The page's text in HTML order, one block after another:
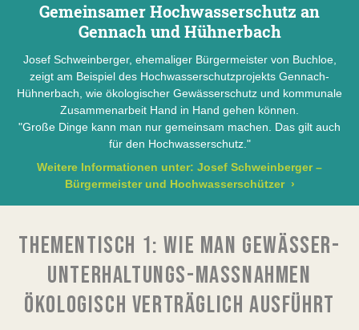
Gemeinsamer Hochwasserschutz an
Gennach und Hühnerbach
Josef Schweinberger, ehemaliger Bürgermeister von Buchloe,
zeigt am Beispiel des Hochwasserschutzprojekts Gennach-
Hühnerbach, wie ökologischer Gewässerschutz und kommunale
Zusammenarbeit Hand in Hand gehen können.
"Große Dinge kann man nur gemeinsam machen. Das gilt auch
für den Hochwasserschutz."
Weitere Informationen unter: Josef Schweinberger –
Bürgermeister und Hochwasserschützer ›
THEMENTISCH 1: WIE MAN GEWÄSSER-
UNTERHALTUNGS-MASSNAHMEN Ö
KOLOGISCH VERTRÄGLICH AUSFÜHRT